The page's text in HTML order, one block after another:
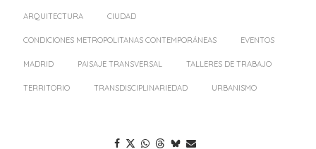
ARQUITECTURA CIUDAD
CONDICIONES METROPOLITANAS CONTEMPORÁNEAS EVENTOS
MADRID PAISAJE TRANSVERSAL TALLERES DE TRABAJO
TERRITORIO TRANSDISCIPLINARIEDAD URBANISMO